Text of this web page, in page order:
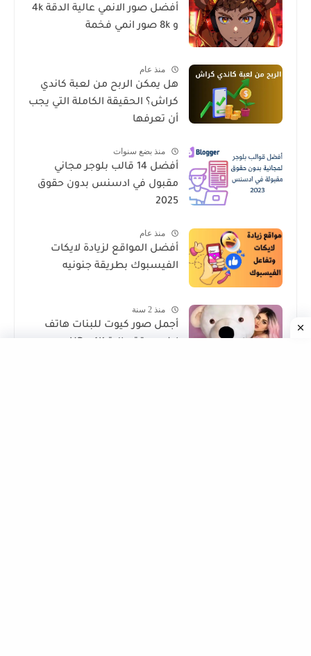
أفضل صور الانمي عالية الدقة 4k
و 8k صور انمي فخمة
منذ عام
هل يمكن الربح من لعبة كاندي
كراش؟ الحقيقة الكاملة التي يجب
أن تعرفها
منذ بضع سنوات
أفضل 14 قالب بلوجر مجاني
مقبول في ادسنس بدون حقوق
2025
منذ عام
أفضل المواقع لزيادة لايكات
الفيسبوك بطريقة جنونيه
منذ 2 سنة
أجمل صور كيوت للبنات هاتف